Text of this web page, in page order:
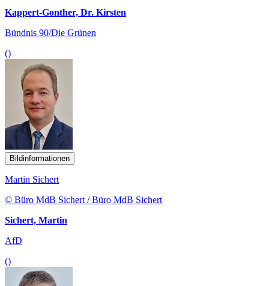
Kappert-Gonther, Dr. Kirsten
Bündnis 90/Die Grünen
()
Bildinformationen
Martin Sichert
© Büro MdB Sichert / Büro MdB Sichert
Sichert, Martin
AfD
()